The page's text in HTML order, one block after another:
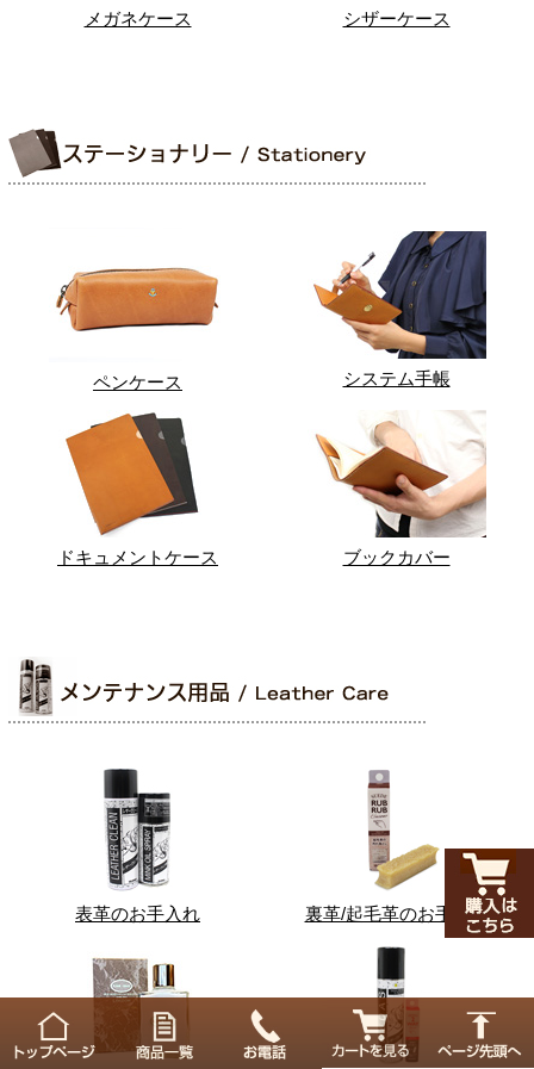
メガネケース シザーケース
ペンケース システム手帳
ドキュメントケース ブックカバー
表革のお手入れ 裏革/起毛革のお手入れ